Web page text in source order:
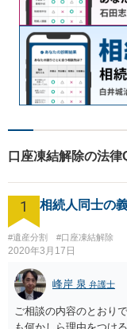
口座凍結解除の法
1 相続人同士の
#遺産分割 #口座凍結解除
2020年3月17日
峰岸 泉 弁護士
ご相談の内容のとおり
も何かしら理由をつけ